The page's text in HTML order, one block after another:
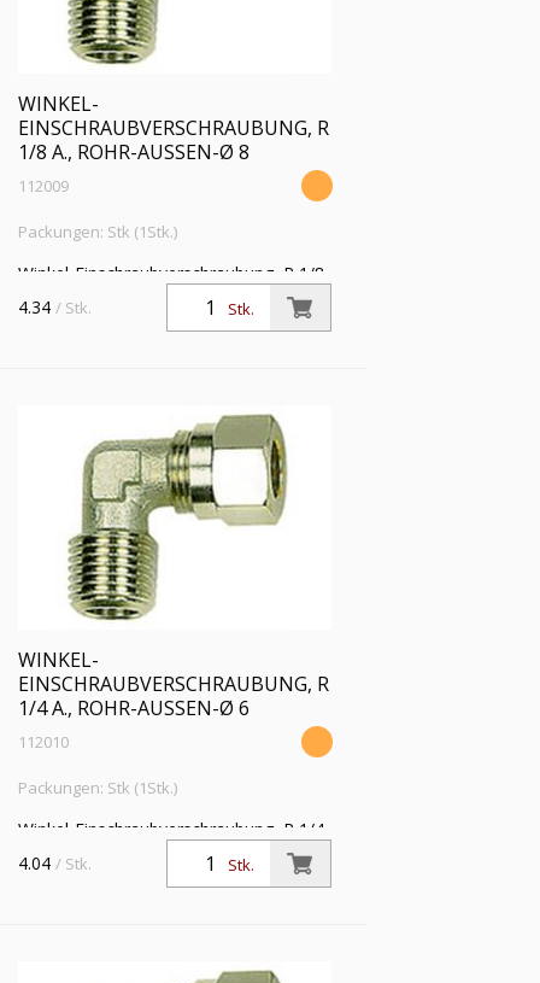
WINKEL-
EINSCHRAUBVERSCHRAUBUNG, R
1/8 A., ROHR-AUSSEN-Ø 8
112009
Packungen: Stk (1Stk.)
Winkel-Einschraubverschraubung, R 1/8
a., Rohr-Außen-Ø 8 mm, SW 11,
Betriebsdruck max. 60 bar, Temperatur
Stk.
4.34 / Stk.
WINKEL-
EINSCHRAUBVERSCHRAUBUNG, R
1/4 A., ROHR-AUSSEN-Ø 6
112010
Packungen: Stk (1Stk.)
Winkel-Einschraubverschraubung, R 1/4
a., Rohr-Außen-Ø 6 mm, SW 11,
Betriebsdruck max. 60 bar, Temperatur
Stk.
4.04 / Stk.